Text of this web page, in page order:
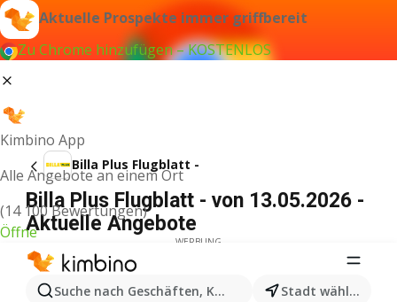
Aktuelle Prospekte immer griffbereit
Zu Chrome hinzufügen – KOSTENLOS
Kimbino App
Alle Angebote an einem Ort
(14 100 Bewertungen)
Öffne
Suche nach Geschäften, Kategorien, Produkten...
Stadt wählen
Billa Plus Flugblatt -
Billa Plus Flugblatt - von 13.05.2026 -
Aktuelle Angebote
WERBUNG